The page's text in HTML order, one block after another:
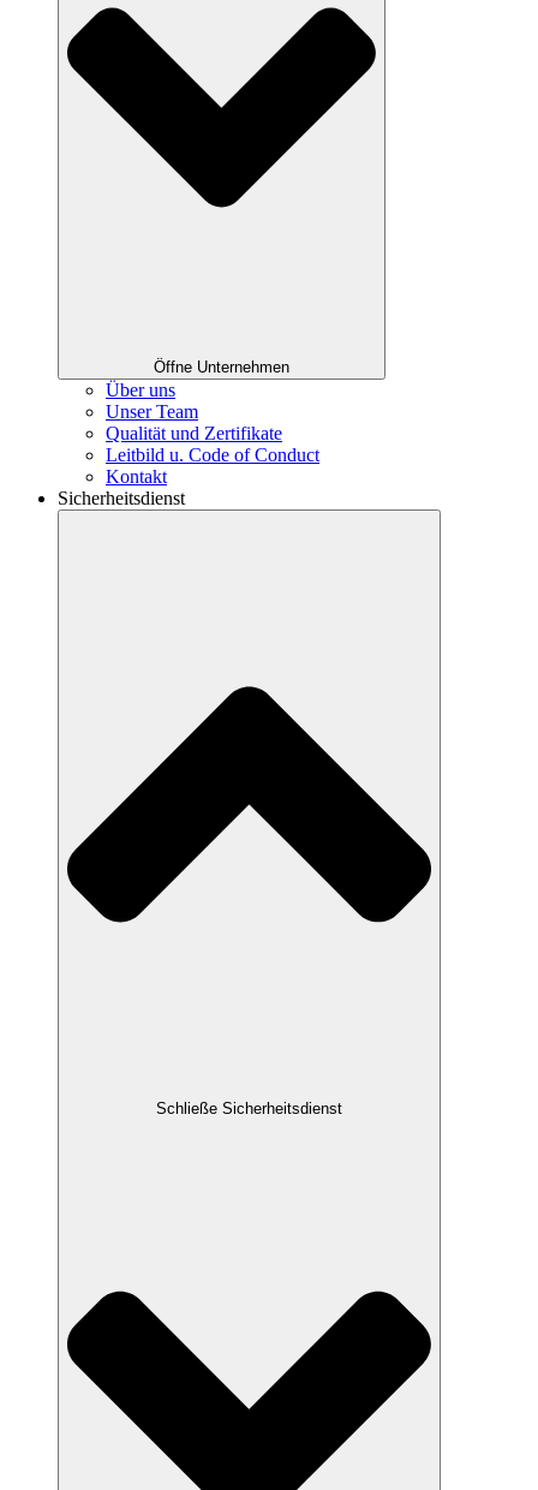
Öffne Unternehmen
Über uns
Unser Team
Qualität und Zertifikate
Leitbild u. Code of Conduct
Kontakt
Sicherheitsdienst
Schließe Sicherheitsdienst